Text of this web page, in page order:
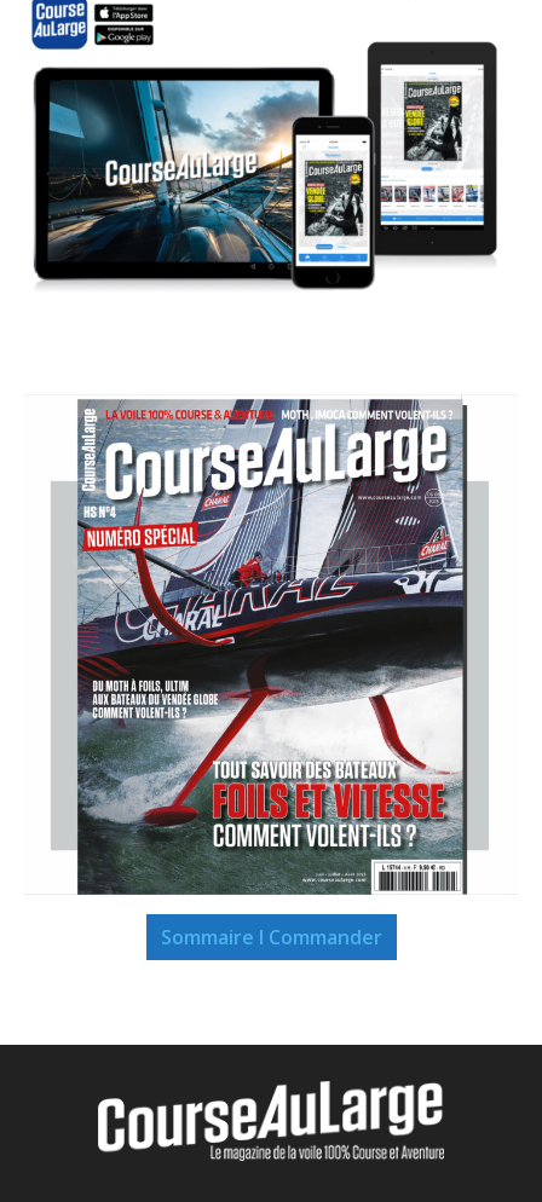
Sommaire I Commander